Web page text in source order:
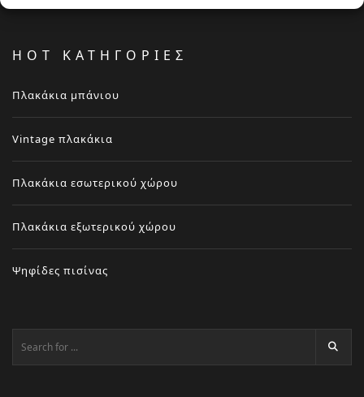
HOT ΚΑΤΗΓΟΡΙΕΣ
Πλακάκια μπάνιου
Vintage πλακάκια
Πλακάκια εσωτερικού χώρου
Πλακάκια εξωτερικού χώρου
Ψηφίδες πισίνας